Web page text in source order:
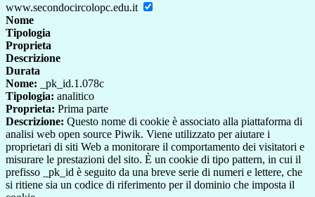
www.secondocircolopc.edu.it
Nome
Tipologia
Proprieta
Descrizione
Durata
Nome: _pk_id.1.078c
Tipologia: analitico
Proprieta: Prima parte
Descrizione: Questo nome di cookie è associato alla piattaforma di
analisi web open source Piwik. Viene utilizzato per aiutare i
proprietari di siti Web a monitorare il comportamento dei visitatori e
misurare le prestazioni del sito. È un cookie di tipo pattern, in cui il
prefisso _pk_id è seguito da una breve serie di numeri e lettere, che
si ritiene sia un codice di riferimento per il dominio che imposta il